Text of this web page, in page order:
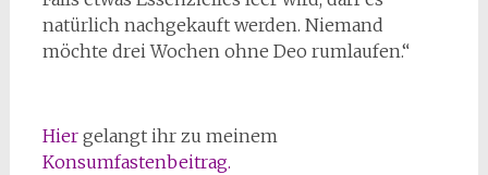
natürlich nachgekauft werden. Niemand
möchte drei Wochen ohne Deo rumlaufen.“
Hiergelangt ihr zu meinem
Konsumfastenbeitrag.